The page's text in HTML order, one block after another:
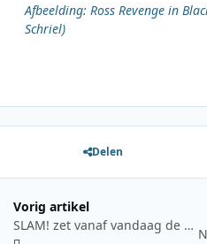
Afbeelding: Ross Revenge in
Schriel)
Delen
Vorig artikel
SLAM! zet vanaf vandaag de 90s centraal